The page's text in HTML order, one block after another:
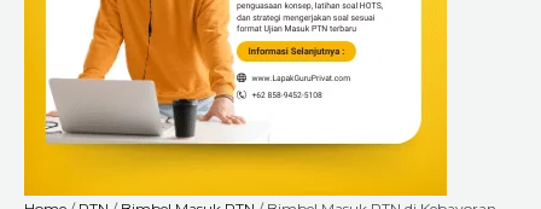
Panik
Bareng
LapakGuruPrivat.com!